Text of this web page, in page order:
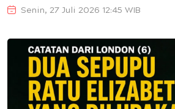
Senin, 27 Juli 2026 12:45 WIB